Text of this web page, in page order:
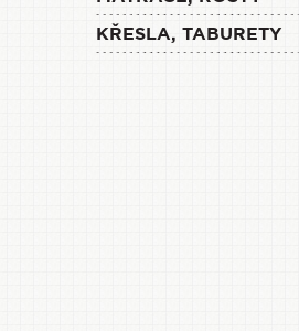
KŘESLA, TABURETY